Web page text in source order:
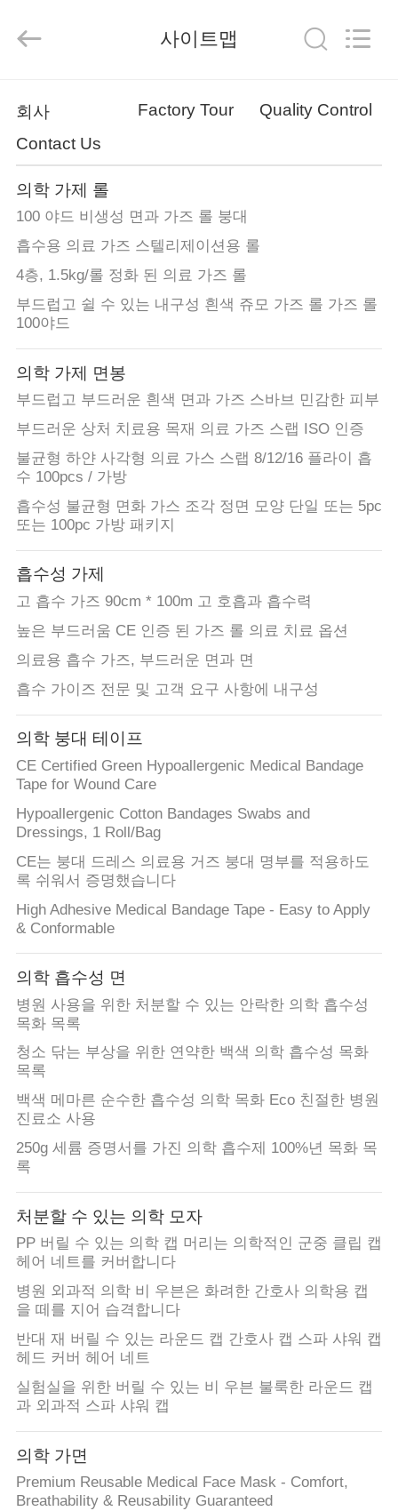
제
품
회
사
소
개
공
장
여
행
품
질
관
리
문
의
하
기
조
회
를
요
청
하
다
사
이
트
맵
PRIVACY
POLICY
Medical
Device
ECER
사이트맵
회사 Factory Tour
Quality Control
Contact Us
의학 가제 롤
100 야드 비생성 면과 가즈 롤 붕대
흡수용 의료 가즈 스텔리제이션용 롤
4층, 1.5kg/롤 정화 된 의료 가즈 롤
부드럽고 쉴 수 있는 내구성 흰색 쥬모 가즈 롤 가즈 롤
100야드
의학 가제 면봉
부드럽고 부드러운 흰색 면과 가즈 스바브 민감한 피부
부드러운 상처 치료용 목재 의료 가즈 스랩 ISO 인증
불균형 하얀 사각형 의료 가스 스랩 8/12/16 플라이 흡
수 100pcs / 가방
흡수성 불균형 면화 가스 조각 정면 모양 단일 또는 5pc
또는 100pc 가방 패키지
흡수성 가제
고 흡수 가즈 90cm * 100m 고 호흡과 흡수력
높은 부드러움 CE 인증 된 가즈 롤 의료 치료 옵션
의료용 흡수 가즈, 부드러운 면과 면
흡수 가이즈 전문 및 고객 요구 사항에 내구성
의학 붕대 테이프
CE Certified Green Hypoallergenic Medical Bandage
Tape for Wound Care
Hypoallergenic Cotton Bandages Swabs and
Dressings, 1 Roll/Bag
CE는 붕대 드레스 의료용 거즈 붕대 명부를 적용하도
록 쉬워서 증명했습니다
High Adhesive Medical Bandage Tape - Easy to Apply
& Conformable
의학 흡수성 면
병원 사용을 위한 처분할 수 있는 안락한 의학 흡수성
목화 목록
청소 닦는 부상을 위한 연약한 백색 의학 흡수성 목화
목록
백색 메마른 순수한 흡수성 의학 목화 Eco 친절한 병원
진료소 사용
250g 세륨 증명서를 가진 의학 흡수제 100%년 목화 목
록
처분할 수 있는 의학 모자
PP 버릴 수 있는 의학 캡 머리는 의학적인 군중 클립 캡
헤어 네트를 커버합니다
병원 외과적 의학 비 우븐은 화려한 간호사 의학용 캡
을 떼를 지어 습격합니다
반대 재 버릴 수 있는 라운드 캡 간호사 캡 스파 샤워 캡
헤드 커버 헤어 네트
실험실을 위한 버릴 수 있는 비 우븐 불룩한 라운드 캡
과 외과적 스파 샤워 캡
의학 가면
Premium Reusable Medical Face Mask - Comfort,
Breathability & Reusability Guaranteed